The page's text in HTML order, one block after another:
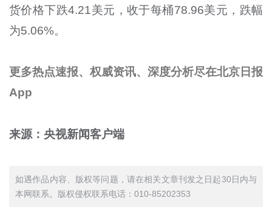
货价格下跌4.21美元，收于每桶78.96美元，跌幅
为5.06%。
更多热点速报、权威资讯、深度分析尽在北京日报
App
来源：央视新闻客户端
如遇作品内容、版权等问题，请在相关文章刊发之日起30日内与
本网联系。版权侵权联系电话：010-85202353